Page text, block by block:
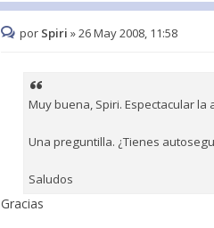
por Spiri »26 May 2008, 11:58
Muy buena, Spiri. Espectacular la
Una preguntilla. ¿Tienes
Saludos
Gracias